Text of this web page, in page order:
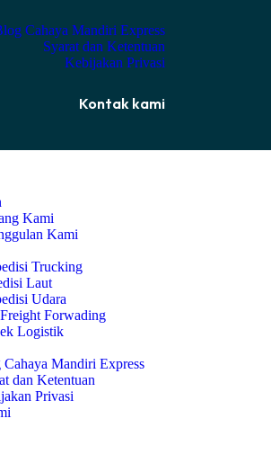
Cahaya Mandiri Express
Syarat dan Ketentuan
Kebijakan Privasi
Kontak kami
Kami
Kami
Trucking
Laut
Udara
Freight Forwading
Logistik
Mandiri Express
dan Ketentuan
Privasi